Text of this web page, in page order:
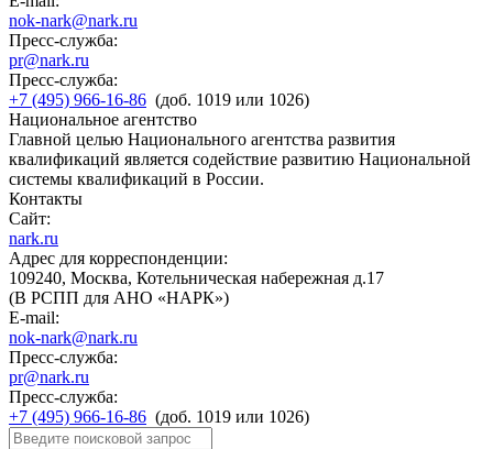
nok-nark@nark.ru
Пресс-служба:
pr@nark.ru
Пресс-служба:
+7 (495) 966-16-86 (доб. 1019 или 1026)
Национальное агентство
Главной целью Национального агентства развития
квалификаций является содействие развитию Национальной
системы квалификаций в России.
Контакты
Сайт:
nark.ru
Адрес для корреспонденции:
109240, Москва, Котельническая набережная д.17
(В РСПП для АНО «НАРК»)
E-mail:
nok-nark@nark.ru
Пресс-служба:
pr@nark.ru
Пресс-служба:
+7 (495) 966-16-86 (доб. 1019 или 1026)